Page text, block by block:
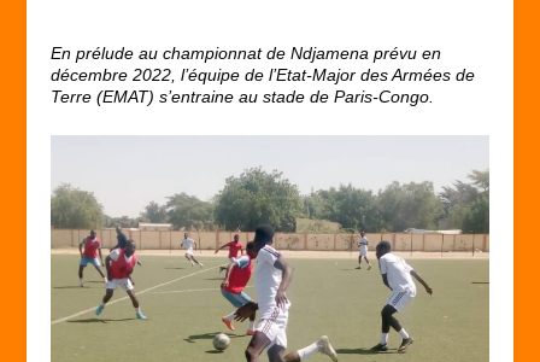
En prélude au championnat de Ndjamena prévu en
décembre 2022, l’équipe de l’Etat-Major des Armées de
Terre (EMAT) s’entraine au stade de Paris-Congo.